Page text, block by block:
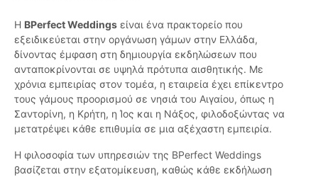
Η BPerfect Weddings είναι ένα πρακτορείο που
εξειδικεύεται στην οργάνωση γάμων στην Ελλάδα,
δίνοντας έμφαση στη δημιουργία εκδηλώσεων που
ανταποκρίνονται σε υψηλά πρότυπα αισθητικής. Με
χρόνια εμπειρίας στον τομέα, η εταιρεία έχει επίκεντρο
τους γάμους προορισμού σε νησιά του Αιγαίου, όπως η
Σαντορίνη, η Κρήτη, η Ίος και η Νάξος, φιλοδοξώντας να
μετατρέψει κάθε επιθυμία σε μια αξέχαστη εμπειρία.
Η φιλοσοφία των υπηρεσιών της BPerfect Weddings
βασίζεται στην εξατομίκευση, καθώς κάθε εκδήλωση